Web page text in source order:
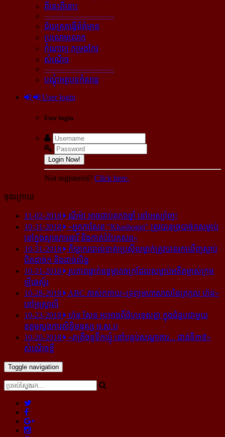
ពីនេះពីនោះ
----------------------------
ជ័យគ្រតធ្វើព័ត៌មាន
ប្រលោមលោក
កំណាព្យ កម្រងកែវ
សំណើច
----------------------------
បណ្ដុំអត្ថបទកំសាន្ដ
User login
User login
Login Now!
Not registered? Click here.
ចុងក្រោយ
11-02-2018
ណីម៉ា អាច​ជាប់​គុក​៦ឆ្នាំ នៅ​អេស្ប៉ាញ!
10-31-2018
«អ្នក​កាសែត "Khashoggi" ត្រូវ​បាន​ច្របាច់ក​សម្លាប់​
នៅ​ក្នុង​ស្ថាន​ភារធារី និង​កាត់​បំបែក​សព»
10-31-2018
កីឡាករ​បាល់ទាត់​ប្រេស៊ីល​ម្នាក់​ត្រូវ​បាន​រក​ឃើញ​ស្លាប់​
ជិត​ដាច់ក និង​ដាច់​លិង្គ
10-31-2018
រូបភាព​ធ្លាក់​ឧទ្ធម្ភាគចក្រ​ដែល​សម្លាប់​អតីត​ម្ចាស់​ក្រុម​
ឡីឆេស្ទ័រ
10-28-2018
ABC គាស់​កកាយ​«ទ្រព្យមហាសាល​នៃ​ត្រកូល ហ៊ុន»​
នៅ​អូស្ត្រាលី
10-23-2018
ហ៊ុន សែន អះអាង​ពី​ជំហរ​ខុស​គ្នា ក្នុង​ជំនួប​ជាមួយ​
ឧត្តម​ស្នងការ​សិទ្ធិ​មនុស្ស អ.ស.ប
10-20-2018
«រាត្រីចន្ទទឹកឃ្មុំ នៅបន្ទប់សណ្ឋាគារ... ជាន់ទី៣៥»
សំណើចខ្លី
Toggle navigation